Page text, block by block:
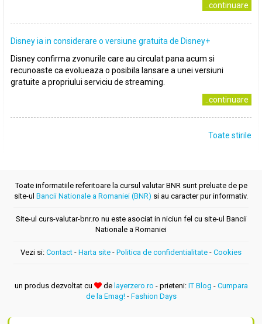
..continuare
Disney ia in considerare o versiune gratuita de Disney+
Disney confirma zvonurile care au circulat pana acum si
recunoaste ca evolueaza o posibila lansare a unei versiuni
gratuite a propriului serviciu de streaming.
..continuare
Toate stirile
Toate informatiile referitoare la cursul valutar BNR sunt preluate de pe
site-ul Bancii Nationale a Romaniei (BNR) si au caracter pur informativ.
Site-ul curs-valutar-bnr.ro nu este asociat in niciun fel cu site-ul Bancii
Nationale a Romaniei
Vezi si: Contact - Harta site - Politica de confidentialitate - Cookies
un produs dezvoltat cu de layerzero.ro - prieteni: IT Blog - Cumpara
de la Emag!- Fashion Days